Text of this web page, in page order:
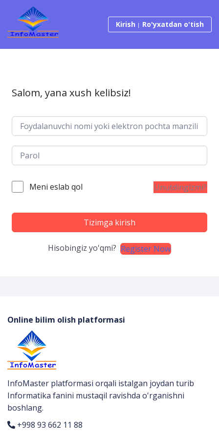
Tarkibga o‘tish
Kirish Ro'yxatdan o'tish
Salom, yana xush kelibsiz!
Meni eslab qol Unutdingizmi?
Tizimga kirish
Hisobingiz yo'qmi? Register Now
Online bilim olish platformasi
InfoMaster platformasi orqali istalgan joydan turib
Informatika fanini mustaqil ravishda o'rganishni
boshlang.
+998 93 662 11 88